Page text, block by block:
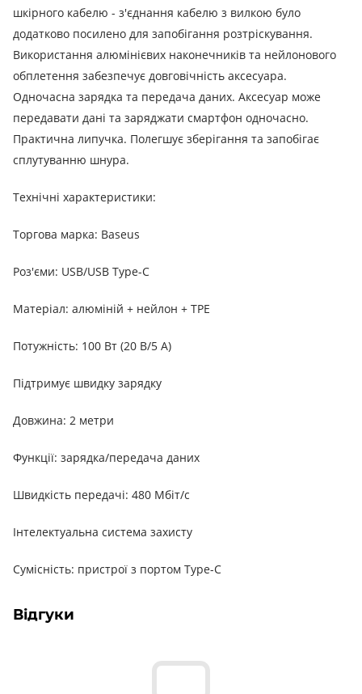
шкірного кабелю - з'єднання кабелю з вилкою було
додатково посилено для запобігання розтріскування.
Використання алюмінієвих наконечників та нейлонового
обплетення забезпечує довговічність аксесуара.
Одночасна зарядка та передача даних. Аксесуар може
передавати дані та заряджати смартфон одночасно.
Практична липучка. Полегшує зберігання та запобігає
сплутуванню шнура.
Технічні характеристики:
Торгова марка: Baseus
Роз'єми: USB/USB Type-C
Матеріал: алюміній + нейлон + TPE
Потужність: 100 Вт (20 В/5 А)
Підтримує швидку зарядку
Довжина: 2 метри
Функції: зарядка/передача даних
Швидкість передачі: 480 Мбіт/с
Інтелектуальна система захисту
Сумісність: пристрої з портом Type-C
Відгуки